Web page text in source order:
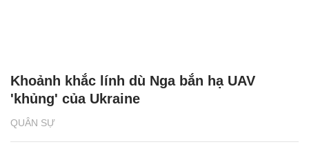
QUÂN SỰ
Khoảnh khắc lính dù Nga bắn hạ UAV
'khủng' của Ukraine